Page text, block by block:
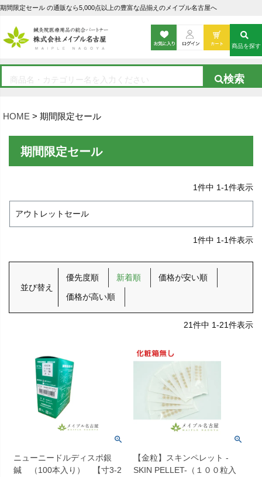
期間限定セール の通販なら5,000点以上の豊富な品揃えのメイプル名古屋へ
HOME 期間限定セール
商品を探す
期間限定セール
1件中 1-1件表示
アウトレットセール
1件中 1-1件表示
並び替え
優先度順 新着順 価格が安い順
価格が高い順
21件中 1-21件表示
ニューニードルディスポ銀
鍼 （100本入り） 【寸3-2
【金粒】スキンペレット -
SKIN PELLET-（１００粒入